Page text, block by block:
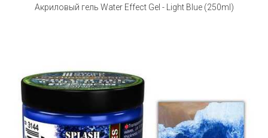
Акриловый гель Water Effect Gel - Light Blue (250ml)